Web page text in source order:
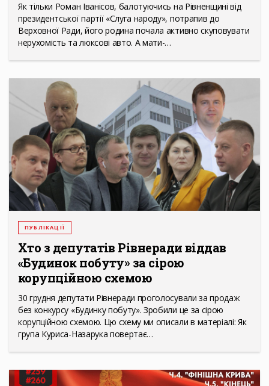
Як тільки Роман Іванісов, балотуючись на Рівненщині від
президентської партії «Слуга народу», потрапив до
Верховної Ради, його родина почала активно скуповувати
нерухомість та люксові авто. А мати-…
ПУБЛІКАЦІЇ
Хто з депутатів Рівнеради віддав
«Будинок побуту» за сірою
корупційною схемою
30 грудня депутати Рівнеради проголосували за продаж
без конкурсу «Будинку побуту». Зробили це за сірою
корупційною схемою. Цю схему ми описали в матеріалі: Як
група Куриса-Назарука повертає…